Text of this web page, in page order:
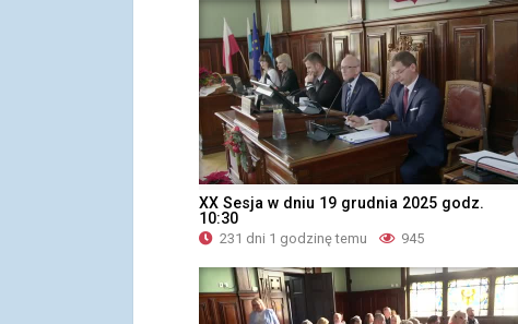
XX Sesja w dniu 19 grudnia 2025 godz.
10:30
231 dni 1 godzinę temu 945